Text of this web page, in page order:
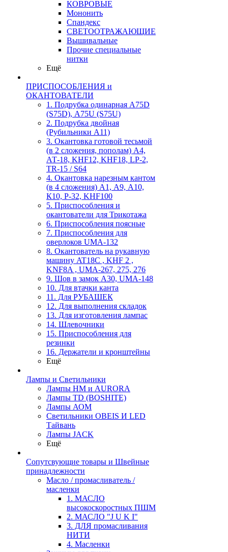
КОВРОВЫЕ
Мононить
Спандекс
СВЕТООТРАЖАЮЩИЕ
Вышивальные
Прочие специальные
нитки
Ещё
ПРИСПОСОБЛЕНИЯ и
ОКАНТОВАТЕЛИ
1. Подрубка одинарная А75D
(S75D), А75U (S75U)
2. Подрубка двойная
(Рубильники А11)
3. Окантовка готовой тесьмой
(в 2 сложения, пополам) А4,
АТ-18, KHF12, KHF18, LP-2,
TR-15 / S64
4. Окантовка нарезным кантом
(в 4 сложения) А1, А9, А10,
К10, Р-32, KHF100
5. Приспособления и
окантователи для Трикотажа
6. Приспособления поясные
7. Приспособления для
оверлоков UMA-132
8. Окантователь на рукавную
машину AT18C , KHF 2 ,
KNF8A , UMA-267, 275, 276
9. Шов в замок А30, UMA-148
10. Для втачки канта
11. Для РУБАШЕК
12. Для выполнения складок
13. Для изготовления лампас
14. Шлевочники
15. Приспособления для
резинки
16. Держатели и кронштейны
Ещё
Лампы и Светильники
Лампы HM и AURORA
Лампы TD (BOSHITE)
Лампы АОМ
Светильники OBEIS И LED
Тайвань
Лампы JACK
Ещё
Сопутсвующие товары и Швейные
принадлежности
Масло / промасливатель /
масленки
1. МАСЛО
высокоскоростных ПШМ
2. МАСЛО "J U K I"
3. ДЛЯ промасливания
НИТИ
4. Масленки